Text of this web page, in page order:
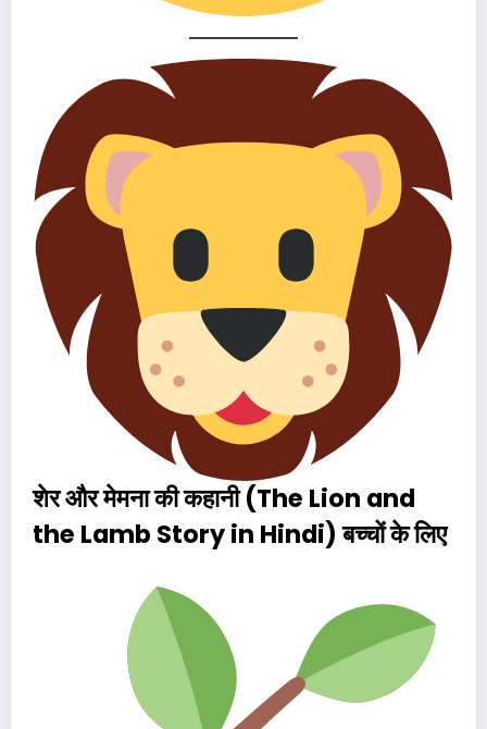
शेर और मेमना की कहानी (The Lion and
the Lamb Story in Hindi)बच्चों के लिए